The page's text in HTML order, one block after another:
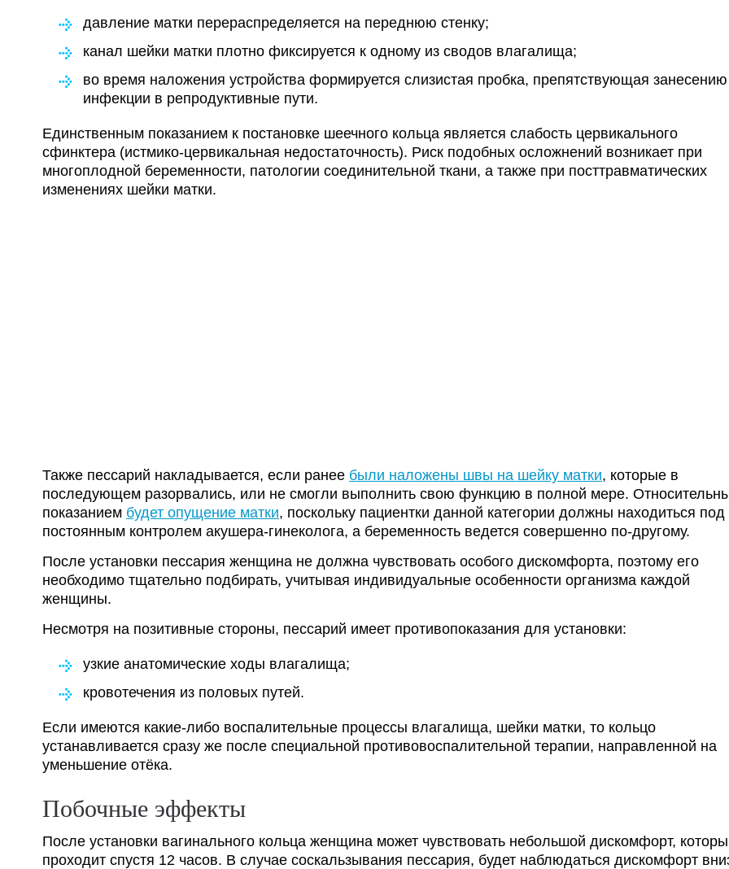
давление матки перераспределяется на переднюю стенку;
канал шейки матки плотно фиксируется к одному из сводов влагалища;
во время наложения устройства формируется слизистая пробка, препятствующая занесению
инфекции в репродуктивные пути.
Единственным показанием к постановке шеечного кольца является слабость цервикального
сфинктера (истмико-цервикальная недостаточность). Риск подобных осложнений возникает при
многоплодной беременности, патологии соединительной ткани, а также при посттравматических
изменениях шейки матки.
Также пессарий накладывается, если ранее были наложены швы на шейку матки, которые в
последующем разорвались, или не смогли выполнить свою функцию в полной мере.
показанием будет опущение матки, поскольку пациентки данной категории должны находиться под
постоянным контролем акушера-гинеколога, а беременность ведется совершенно по-другому.
После установки пессария женщина не должна чувствовать особого дискомфорта, поэтому его
необходимо тщательно подбирать, учитывая индивидуальные особенности организма каждой
женщины.
Несмотря на позитивные стороны, пессарий имеет противопоказания для установки:
узкие анатомические ходы влагалища;
кровотечения из половых путей.
Если имеются какие-либо воспалительные процессы влагалища, шейки матки, то кольцо
устанавливается сразу же после специальной противовоспалительной терапии, направленной на
уменьшение отёка.
Побочные эффекты
После установки вагинального кольца женщина может чувствовать небольшой дискомфорт,
проходит спустя 12 часов. В случае соскальзывания пессария, будет наблюдаться дискомфорт